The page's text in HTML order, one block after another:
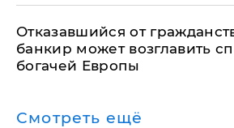
Отказавшийся от
банкир может возглавить
богачей Европы
Смотреть ещё